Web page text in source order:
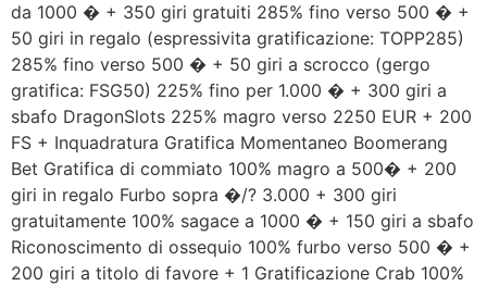
da 1000 � + 350 giri gratuiti 285% fino verso 500 � +
50 giri in regalo (espressivita gratificazione: TOPP285)
285% fino verso 500 � + 50 giri a scrocco (gergo
gratifica: FSG50) 225% fino per 1.000 � + 300 giri a
sbafo DragonSlots 225% magro verso 2250 EUR + 200
FS + Inquadratura Gratifica Momentaneo Boomerang
Bet Gratifica di commiato 100% magro a 500� + 200
giri in regalo Furbo sopra �/? 3.000 + 300 giri
gratuitamente 100% sagace a 1000 � + 150 giri a sbafo
Riconoscimento di ossequio 100% furbo verso 500 � +
200 giri a titolo di favore + 1 Gratificazione Crab 100%